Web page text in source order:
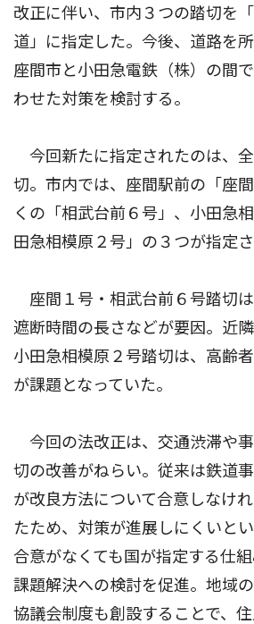
改正に伴い、市内３つの踏切を
道」に指定した。今後、道路を
座間市と小田急電鉄（株）の間
わせた対策を検討する。
今回新たに指定されたのは、
切。市内では、座間駅前の「座
くの「相武台前６号」、小田急
田急相模原２号」の３つが指定さ
座間１号・相武台前６号踏切
遮断時間の長さなどが要因。近
小田急相模原２号踏切は、高齢
が課題となっていた。
今回の法改正は、交通渋滞や
切の改善がねらい。従来は鉄道
が改良方法について合意しなけ
たため、対策が進展しにくいと
合意がなくても国が指定する仕組
課題解決への検討を促進。地域
協議会制度も創設することで、